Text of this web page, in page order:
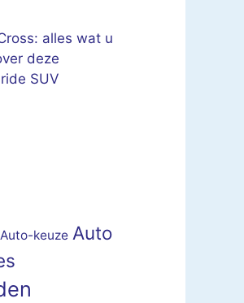
alles wat u
deze
SUV
Auto-keuze Auto